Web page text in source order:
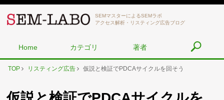
SEMマスターによるSEMラボ
アクセス解析・リスティング広告ブログ
Home カテゴリ 著者
TOP リスティング広告 仮説と検証でPDCAサイクルを回そう